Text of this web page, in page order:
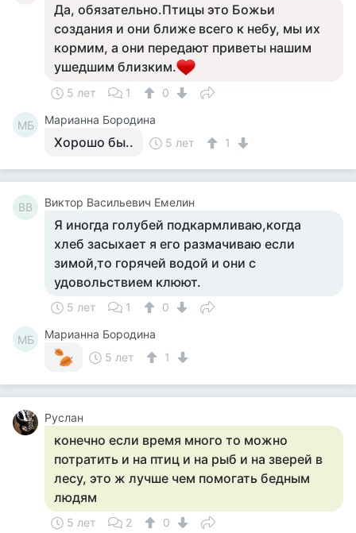
Да, обязательно.Птицы это Божьи
создания и они ближе всего к небу, мы их
кормим, а они передают приветы нашим
ушедшим близким.
5 лет 1 0
МБ Марианна Бородина
Хорошо бы.. 5 лет 1
ВВ Виктор Васильевич Емелин
Я иногда голубей подкармливаю,когда
хлеб засыхает я его размачиваю если
зимой,то горячей водой и они с
удовольствием клюют.
5 лет 1 0
МБ
Марианна Бородина
5 лет
1
Руслан
конечно если время много то можно
потратить и на птиц и на рыб и на зверей в
лесу, это ж лучше чем помогать бедным
людям
5 лет 2 0